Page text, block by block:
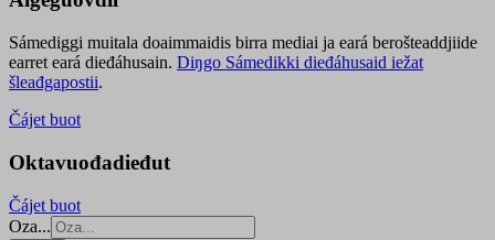
Sámediggi muitala doaimmaidis birra mediai ja eará berošteaddjiide
earret eará dieđáhusain. Diŋgo Sámedikki dieđáhusaid iežat
šleađgapostii.
Čájet buot
Oktavuođadieđut
Čájet buot
Oza...